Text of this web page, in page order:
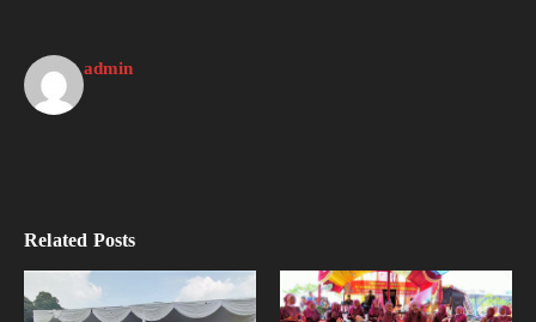
admin
Related Posts